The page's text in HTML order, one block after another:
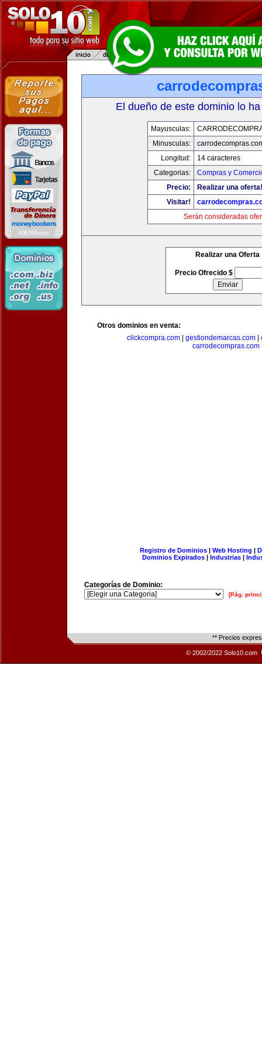
El dueño de este dominio lo
Mayusculas:
Minusculas:
Longitud:
14 caracteres
Categorias:
Compras y
Precio:
Realizar una oferta!
Visitar!
Serán consideradas
Realizar una Oferta
Precio Ofrecido $
Otros dominios en venta:
clickcompra.com
gestiondemarcas.com
carrodecompras.com
Registro de Dominios| Web Hosting |
Dominios Expirados | Industrias |
Categorías de Dominio:
[Pág.
** Precios
© 2002/2022 Solo10.com